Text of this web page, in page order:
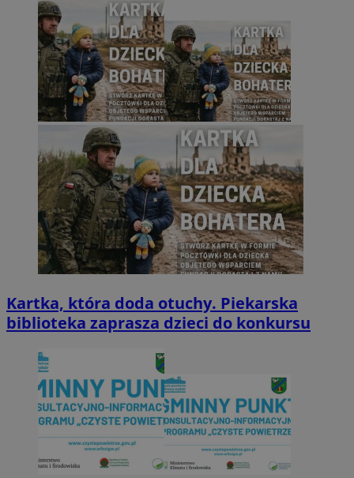
Kartka, która doda otuchy. Piekarska
biblioteka zaprasza dzieci do konkursu